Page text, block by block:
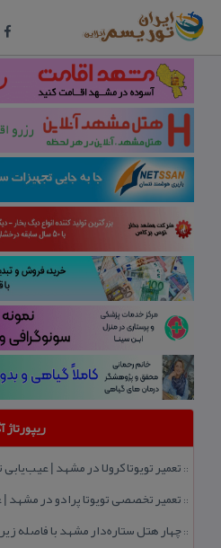
:: تعمیر تویوتا كرولا در مشهد |
:: تعمیر تخصصی تویوتا پرادو در مشهد
::چهار هتل‌ ستاره‌دار مشهد با فاصله زیر 5 دقیقه تا حرم